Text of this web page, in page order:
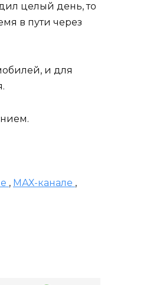
целый день, то
в пути через
и для
, МАХ-канале ,